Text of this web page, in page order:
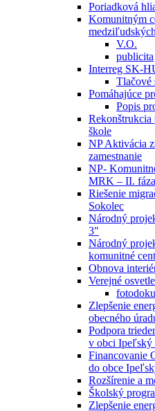
Poriadková
Komunitným
V.O.
publicita
Interreg SK-
Tlačové
Pomáhajúce
Popis
škole
NP Aktivácia
zamestnanie
NP-
MRK – II. fáza
Riešenie
Sokolec
Národný
3"
Národný
komunitné
Obnova
Verejné
Zlepšenie
obecného
Podpora
v obci Ipeľský
Financovanie
do obce
Rozšírenie a
Školský
Zlepšenie